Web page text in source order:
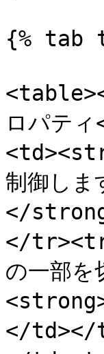
{% tab
ロパテ
制御し
</
</
の一部
</td></